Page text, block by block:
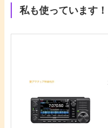
私も使っています！